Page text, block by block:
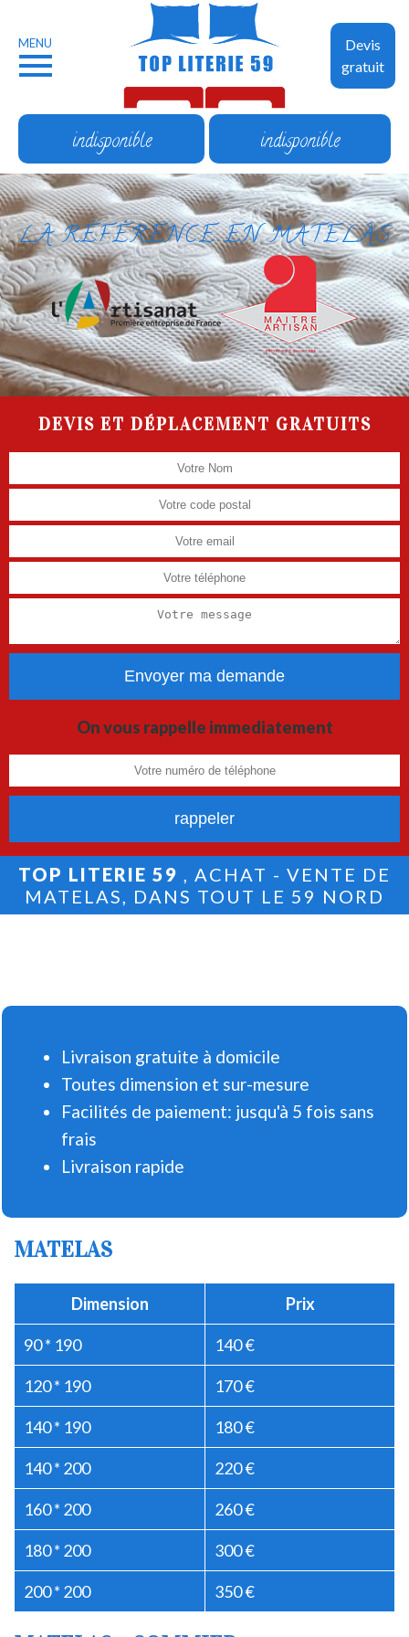
Devis
gratuit
MENU
indisponible indisponible
LA RÉFÉRENCE EN MATELAS
DEVIS ET DÉPLACEMENT GRATUITS
On vous rappelle immediatement
TOP LITERIE 59 , ACHAT - VENTE DE
MATELAS, DANS TOUT LE 59 NORD
Livraison gratuite à domicile
Toutes dimension et sur-mesure
Facilités de paiement: jusqu'à 5 fois sans
frais
Livraison rapide
MATELAS
Dimension Prix
90 * 190 140 €
120 * 190 170 €
140 * 190 180 €
140 * 200 220 €
160 * 200 260 €
180 * 200 300 €
200 * 200 350 €